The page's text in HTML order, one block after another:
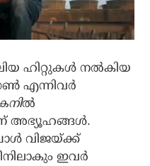
ഹിറ്റുകള്‍ നല്‍കിയ
എന്നിവര്‍
ല്‍
അഭ്യൂഹങ്ങള്‍.
വിജയ്ക്ക്
ഇവര്‍